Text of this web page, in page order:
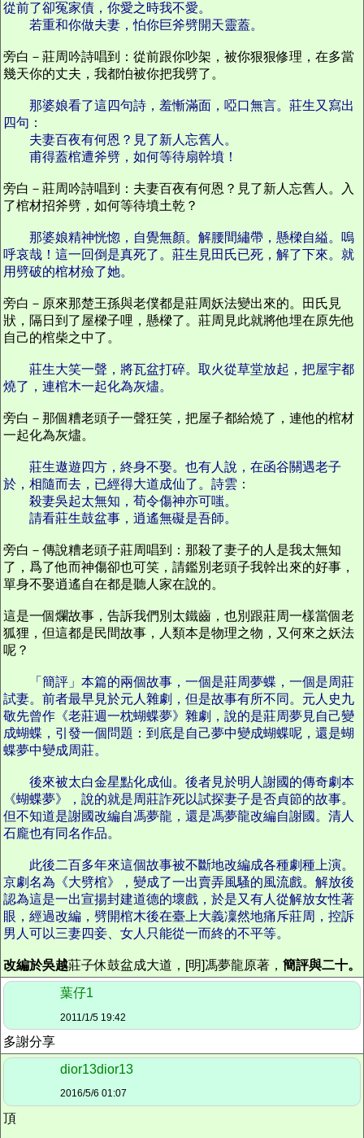
從前了卻冤家債，你愛之時我不愛。
若重和你做夫妻，怕你巨斧劈開天靈蓋。
旁白－莊周吟詩唱到：從前跟你吵架，被你狠狠修理，在多當
幾天你的丈夫，我都怕被你把我劈了。
那婆娘看了這四句詩，羞慚滿面，啞口無言。莊生又寫出
四句：
夫妻百夜有何恩？見了新人忘舊人。
甫得蓋棺遭斧劈，如何等待扇幹墳！
旁白－莊周吟詩唱到：夫妻百夜有何恩？見了新人忘舊人。入
了棺材招斧劈，如何等待墳土乾？
那婆娘精神恍惚，自覺無顏。解腰間繡帶，懸樑自縊。嗚
呼哀哉！這一回倒是真死了。莊生見田氏已死，解了下來。就
用劈破的棺材殮了她。
旁白－原來那楚王孫與老僕都是莊周妖法變出來的。田氏見
狀，隔日到了屋樑子哩，懸樑了。莊周見此就將他埋在原先他
自己的棺柴之中了。
莊生大笑一聲，將瓦盆打碎。取火從草堂放起，把屋宇都
燒了，連棺木一起化為灰燼。
旁白－那個糟老頭子一聲狂笑，把屋子都給燒了，連他的棺材
一起化為灰燼。
莊生遨遊四方，終身不娶。也有人說，在函谷關遇老子
於，相隨而去，已經得大道成仙了。詩雲：
殺妻吳起太無知，荀令傷神亦可嗤。
請看莊生鼓盆事，逍遙無礙是吾師。
旁白－傳說糟老頭子莊周唱到：那殺了妻子的人是我太無知
了，爲了他而神傷卻也可笑，請鑑別老頭子我幹出來的好事，
單身不娶逍遙自在都是聽人家在說的。
這是一個爛故事，告訴我們別太鐵齒，也別跟莊周一樣當個老
狐狸，但這都是民間故事，人類本是物理之物，又何來之妖法
呢？
「簡評」本篇的兩個故事，一個是莊周夢蝶，一個是周莊
試妻。前者最早見於元人雜劇，但是故事有所不同。元人史九
敬先曾作《老莊週一枕蝴蝶夢》雜劇，說的是莊周夢見自己變
成蝴蝶，引發一個問題：到底是自己夢中變成蝴蝶呢，還是蝴
蝶夢中變成周莊。
後來被太白金星點化成仙。後者見於明人謝國的傳奇劇本
《蝴蝶夢》，說的就是周莊詐死以試探妻子是否貞節的故事。
但不知道是謝國改編自馮夢龍，還是馮夢龍改編自謝國。清人
石龐也有同名作品。
此後二百多年來這個故事被不斷地改編成各種劇種上演。
京劇名為《大劈棺》，變成了一出賣弄風騷的風流戲。解放後
認為這是一出宣揚封建道德的壞戲，於是又有人從解放女性著
眼，經過改編，劈開棺木後在臺上大義凜然地痛斥莊周，控訴
男人可以三妻四妾、女人只能從一而終的不平等。
改編於吳越莊子休鼓盆成大道，[明]馮夢龍原著， 簡評與二十。
葉仔1
2011/1/5 19:42
多謝分享
dior13dior13
2016/5/6 01:07
頂